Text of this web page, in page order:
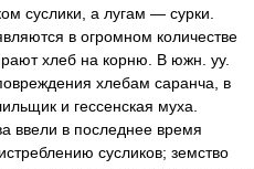
суслики, а лугам — сурки.
в огромном количестве
хлеб на корню. В южн. уу.
хлебам саранча, в
и гессенская муха.
ввели в последнее время
сусликов; земство